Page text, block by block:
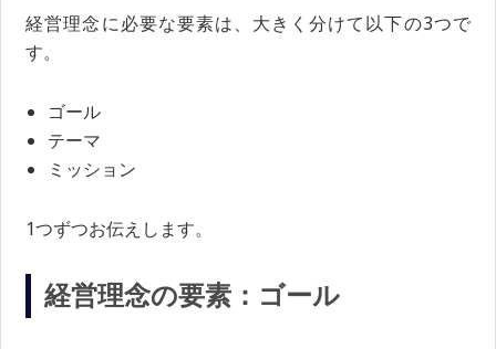
経営理念に必要な要素は、大きく分けて以下の3つで
す。
ゴール
テーマ
ミッション
1つずつお伝えします。
経営理念の要素：ゴール